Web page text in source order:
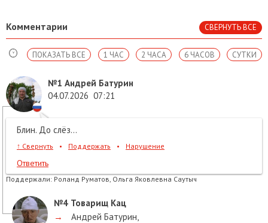
Комментарии СВЕРНУТЬ ВСЕ
СУТКИ
6 ЧАСОВ
2 ЧАСА
1 ЧАС
ПОКАЗАТЬ ВСЕ
№1 Андрей Батурин
04.07.2026 07:21
Блин. До слёз...
↑ Свернуть • Поддержать • Нарушение
Ответить
Поддержали: Роланд Руматов, Ольга Яковлевна Саутыч
№4 Товарищ Кац
→
Андрей Батурин